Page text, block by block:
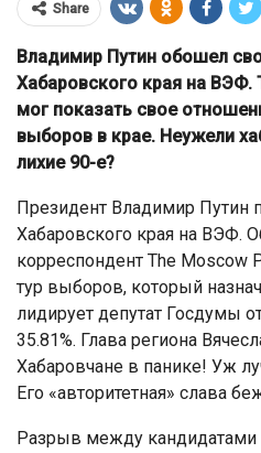
Share
Владимир Путин обошел
Хабаровского края на
мог показать свое
выборов в крае. Неужели
лихие 90-е?
Президент Владимир Путин
Хабаровского края на ВЭФ.
корреспондент The Moscow
тур выборов, который
лидирует депутат Госдумы
35.81%. Глава региона
Хабаровчане в панике! Уж
Его «авторитетная» слава
Разрыв между